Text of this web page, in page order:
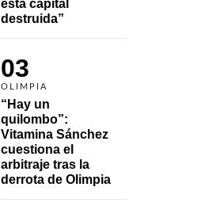
esta capital
destruida”
03
OLIMPIA
“Hay un
quilombo”:
Vitamina Sánchez
cuestiona el
arbitraje tras la
derrota de Olimpia